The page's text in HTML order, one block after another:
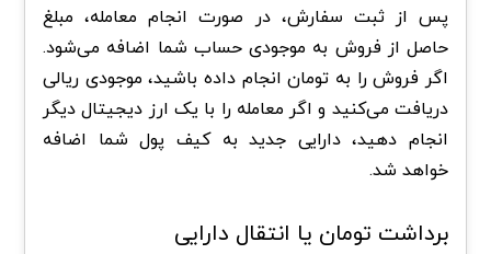
پس از ثبت سفارش، در صورت انجام معامله، مبلغ
حاصل از فروش به موجودی حساب شما اضافه می‌شود.
اگر فروش را به تومان انجام داده باشید، موجودی ریالی
دریافت می‌کنید و اگر معامله را با یک ارز دیجیتال دیگر
انجام دهید، دارایی جدید به کیف پول شما اضافه
خواهد شد.
برداشت تومان یا انتقال دارایی